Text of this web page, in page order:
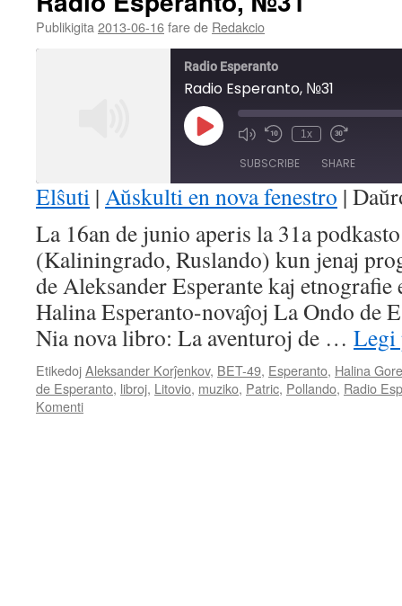
Publikigita 2013-06-16fare de Redakcio
Radio Esperanto
Radio Esperanto, №31
Play
Episode Mute/Unmute
Rewind
Seconds
1x
Fast
30
seconds
SUBSCRIBE SHARE
RSS FEED
LINK
EMBED
Elŝuti | Aŭskulti en nova fenestro |
La 16an de junio aperis la 31a
(Kaliningrado, Ruslando) kun jenaj
de Aleksander Esperante kaj
Halina Esperanto-novaĵoj La Ondo de
Nia nova libro: La aventuroj de …
EtikedojAleksander Korĵenkov, BET-49, Esperanto, Halina
de Esperanto, libroj, Litovio, muziko, Patric, Pollando, Radio
Komenti